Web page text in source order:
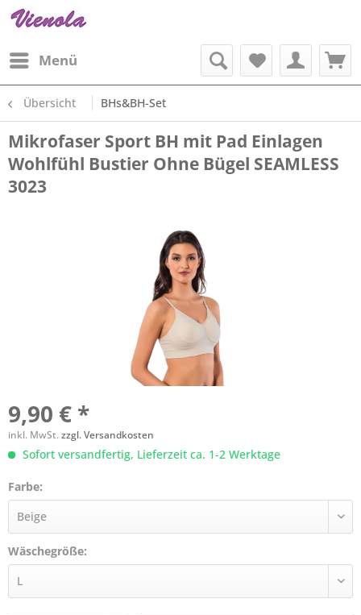
Menü
Übersicht BHs&BH-Set
Mikrofaser Sport BH mit Pad Einlagen
Wohlfühl Bustier Ohne Bügel SEAMLESS
3023
9,90 € *
inkl. MwSt.zzgl. Versandkosten
Sofort versandfertig, Lieferzeit ca. 1-2 Werktage
Farbe:
Wäschegröße: